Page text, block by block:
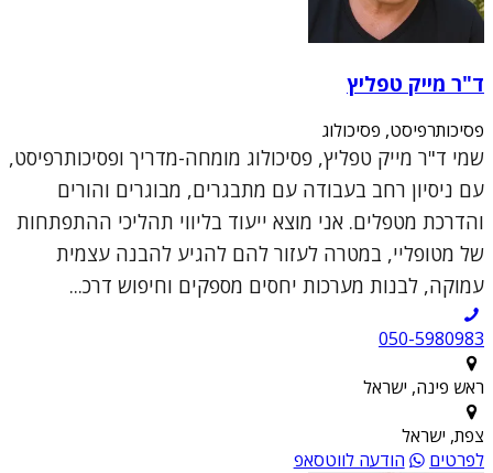
ד"ר מייק טפליץ
פסיכותרפיסט, פסיכולוג
שמי ד"ר מייק טפליץ, פסיכולוג מומחה-מדריך ופסיכותרפיסט,
עם ניסיון רחב בעבודה עם מתבגרים, מבוגרים והורים
והדרכת מטפלים. אני מוצא ייעוד בליווי תהליכי ההתפתחות
של מטופליי, במטרה לעזור להם להגיע להבנה עצמית
עמוקה, לבנות מערכות יחסים מספקים וחיפוש דרכ...
050-5980983
ראש פינה, ישראל
צפת, ישראל
לפרטים
הודעה לווטסאפ